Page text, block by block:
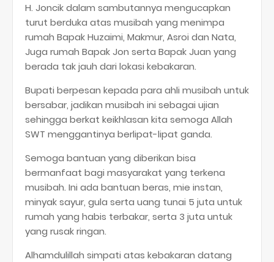
H. Joncik dalam sambutannya mengucapkan
turut berduka atas musibah yang menimpa
rumah Bapak Huzaimi, Makmur, Asroi dan Nata,
Juga rumah Bapak Jon serta Bapak Juan yang
berada tak jauh dari lokasi kebakaran.
Bupati berpesan kepada para ahli musibah untuk
bersabar, jadikan musibah ini sebagai ujian
sehingga berkat keikhlasan kita semoga Allah
SWT menggantinya berlipat-lipat ganda.
Semoga bantuan yang diberikan bisa
bermanfaat bagi masyarakat yang terkena
musibah. Ini ada bantuan beras, mie instan,
minyak sayur, gula serta uang tunai 5 juta untuk
rumah yang habis terbakar, serta 3 juta untuk
yang rusak ringan.
Alhamdulillah simpati atas kebakaran datang